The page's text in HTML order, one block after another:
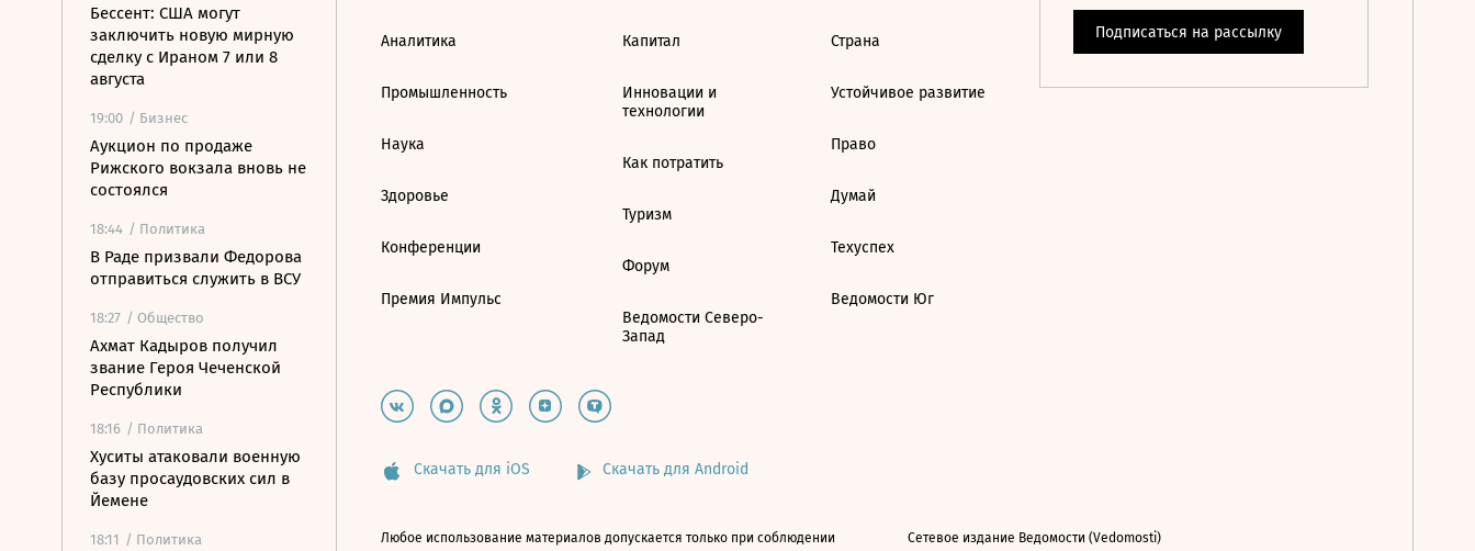
Бессент: США могут
заключить новую мирную
сделку с Ираном 7 или 8
августа
19:00 / Бизнес
Аукцион по продаже
Рижского вокзала вновь не
состоялся
18:44 / Политика
В Раде призвали Федорова
отправиться служить в ВСУ
18:27 / Общество
Ахмат Кадыров получил
звание Героя Чеченской
Республики
18:16 / Политика
Хуситы атаковали военную
базу просаудовских сил в
Йемене
18:11 / Политика
Аналитика
Промышленность
Наука
Здоровье
Конференции
Премия Импульс
Капитал
Инновации и
технологии
Как потратить
Туризм
Форум
Ведомости Северо-
Запад
Страна
Устойчивое развитие
Право
Думай
Техуспех
Ведомости Юг
Скачать для iOS Скачать для Android
Любое использование материалов допускается только при соблюдении
Сетевое издание Ведомости (Vedomosti)